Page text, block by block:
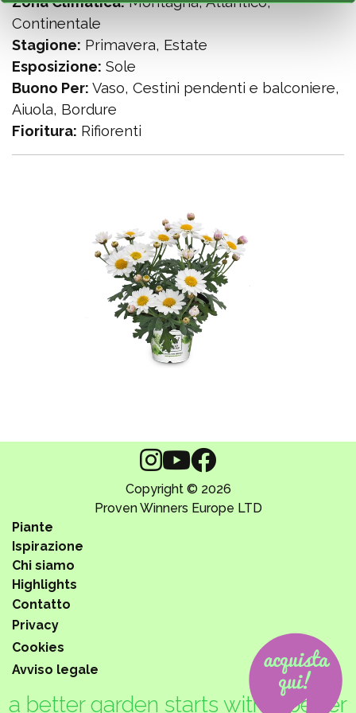
Continentale
Stagione: Primavera, Estate
Esposizione: Sole
Buono Per: Vaso, Cestini pendenti e balconiere,
Aiuola, Bordure
Fioritura: Rifiorenti
Copyright © 2026
Proven Winners Europe LTD
Piante
Ispirazione
Chi siamo
Privacy
Cookies
Avviso legale
Highlights
Contatto
a better garden starts with a better